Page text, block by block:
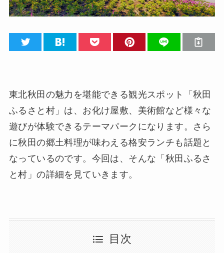
東北秋田の魅力を堪能できる観光スポット「秋田
ふるさと村」は、お化け屋敷、美術館など様々な
遊びが体験できるテーマパークになります。さら
に秋田の郷土料理が味わえる格安ランチも話題と
なっているのです。今回は、そんな「秋田ふるさ
と村」の詳細を見ていきます。
目次